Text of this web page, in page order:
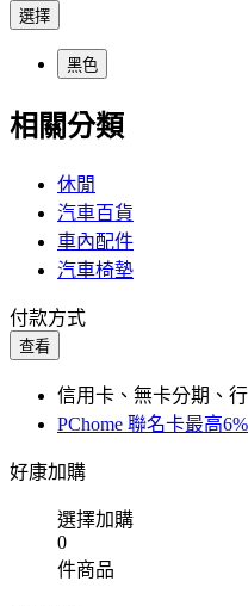
選擇
黑色
相關分類
休閒
汽車百貨
車內配件
汽車椅墊
付款方式
查看
信用卡、無卡分期、
PChome 聯名卡最高
好康加購
選擇加購
0
件商品